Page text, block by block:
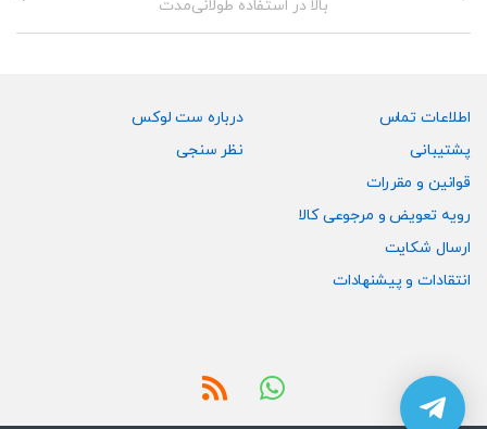
اطلاعات تماس
پشتیبانی
قوانین و مقررات
رویه تعویض و مرجوعی کالا
ارسال شکایت
انتقادات و پیشنهادات
درباره ست لوکس
نظر سنجی